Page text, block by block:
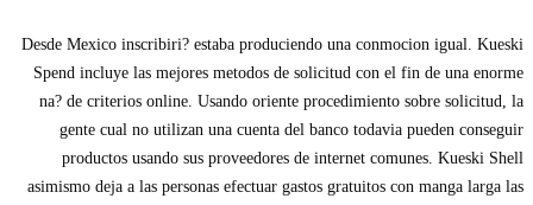
Desde Mexico inscribiri? estaba produciendo una conmocion igual. Kueski
Spend incluye las mejores metodos de solicitud con el fin de una enorme
na? de criterios online. Usando oriente procedimiento sobre solicitud, la
gente cual no utilizan una cuenta del banco todavia pueden conseguir
productos usando sus proveedores de internet comunes. Kueski Shell
asimismo deja a las personas efectuar gastos gratuitos con manga larga las